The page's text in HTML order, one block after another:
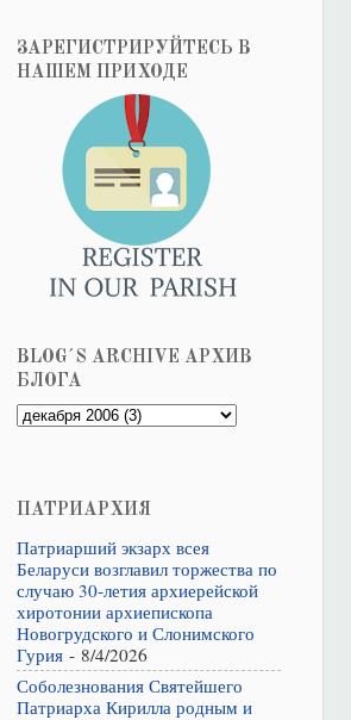
ЗАРЕГИСТРИРУЙТЕСЬ В
НАШЕМ ПРИХОДЕ
BLOG´S ARCHIVE АРХИВ
БЛОГА
ПАТРИАРХИЯ
Патриарший экзарх всея
Беларуси возглавил торжества по
случаю 30-летия архиерейской
хиротонии архиепископа
Новогрудского и Слонимского
Гурия- 8/4/2026
Соболезнования Святейшего
Патриарха Кирилла родным и